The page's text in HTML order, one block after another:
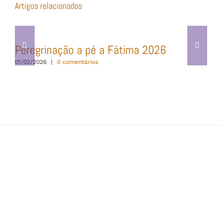
Artigos relacionados
Peregrinação a pé a Fátima 2026
01/02/2026 | 0 comentários